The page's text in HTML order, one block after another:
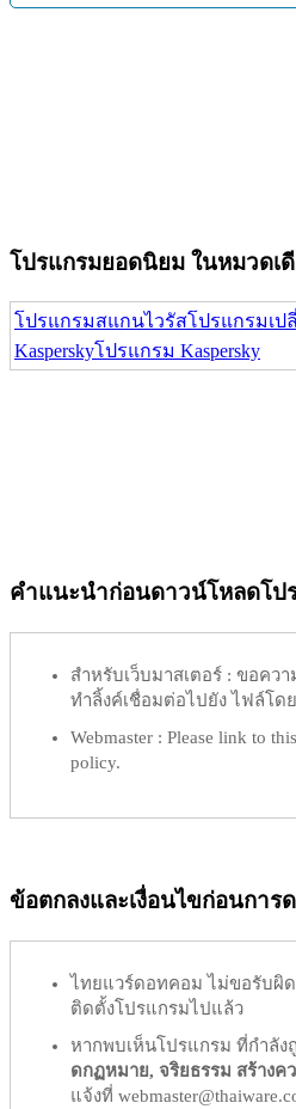
โปรแกรมยอดนิยม ในหมวดเ
โปรแกรมสแกนไวรัสโปรแกรมเป
Kasperskyโปรแกรม Kaspersky
คำแนะนำก่อนดาวน์โหลดโป
สำหรับเว็บมาสเตอร์ : ขอควา
ทำลิ้งค์เชื่อมต่อไปยัง ไฟล์โ
Webmaster : Please link to
policy.
ข้อตกลงและเงื่อนไขก่อนการ
ไทยแวร์ดอทคอม ไม่ขอรับผิ
ติดตั้งโปรแกรมไปแล้ว
หากพบเห็นโปรแกรม ที่กำลัง
ดกฏหมาย, จริยธรรม สร้างค
แจ้งที่